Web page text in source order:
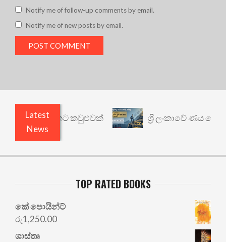
Notify me of follow-up comments by email.
Notify me of new posts by email.
Latest
News
යථාර්ථයකට කවුළුවක් ශ්‍රී ලංකාවේ ණය
TOP RATED BOOKS
කේ පොයින්ට්
රු1,250.00
ශාස්තෘ